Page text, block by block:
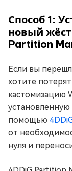
Способ 1:
новый
Partition
Если вы
хотите
кастомизацию
помощью
от
нуля и